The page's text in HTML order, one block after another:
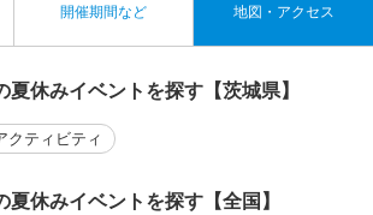
開催期間など 地図・アクセス
夏休みイベントを探す【茨城県】
クティビティ
夏休みイベントを探す【全国】